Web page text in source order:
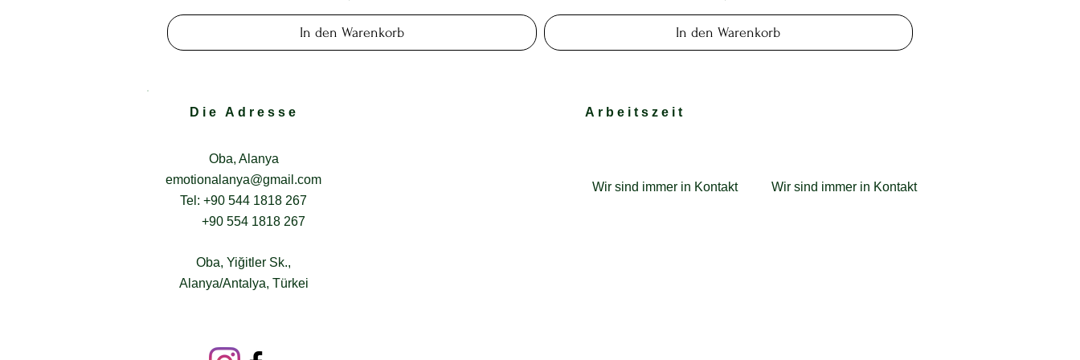
In den Warenkorb In den Warenkorb
Die Adresse
Oba, Alanya
emotionalanya@gmail.com
Tel: +90 544 1818 267
+90 554 1818 267
Oba, Yiğitler Sk.,
Alanya/Antalya, Türkei
Arbeitszeit
Wir sind immer in Kontakt Wir sind immer in Kontakt